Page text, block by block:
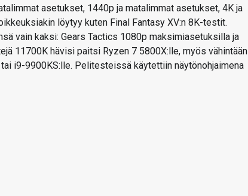
asetukset, 1440p ja matalimmat asetukset, 4K ja
löytyy kuten Final Fantasy XV:n 8K-testit.
vain kaksi: Gears Tactics 1080p maksimiasetuksilla ja
11700K hävisi paitsi Ryzen 7 5800X:lle, myös vähintään
i9-9900KS:lle. Pelitesteissä käytettiin näytönohjaimena